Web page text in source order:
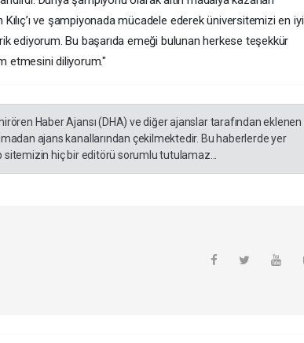
ve şampiyonada mücadele ederek üniversitemizi en iyi
ediyorum. Bu başarıda emeği bulunan herkese teşekkür
etmesini diliyorum."
Haber Ajansı (DHA) ve diğer ajanslar tarafından eklenen
ajans kanallarından çekilmektedir. Bu haberlerde yer
hiç bir editörü sorumlu tutulamaz...